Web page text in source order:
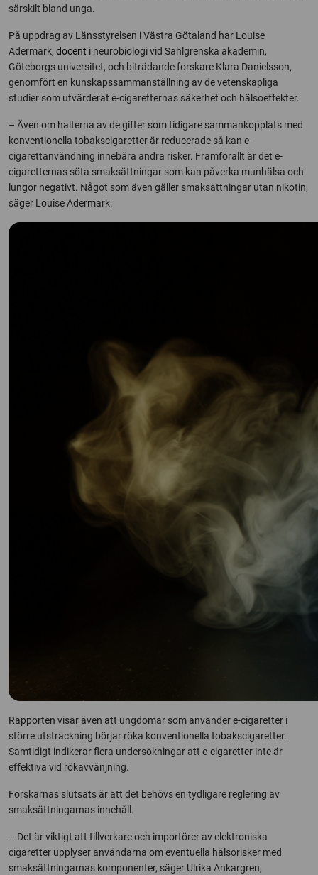
särskilt bland unga.
På uppdrag av Länsstyrelsen i Västra Götaland har Louise
Adermark, docent i neurobiologi vid Sahlgrenska akademin,
Göteborgs universitet, och biträdande forskare Klara Danielsson,
genomfört en kunskapssammanställning av de vetenskapliga
studier som utvärderat e-cigaretternas säkerhet och hälsoeffekter.
– Även om halterna av de gifter som tidigare sammankopplats med
konventionella tobakscigaretter är reducerade så kan e-
cigarettanvändning innebära andra risker. Framförallt är det e-
cigaretternas söta smaksättningar som kan påverka munhälsa och
lungor negativt. Något som även gäller smaksättningar utan nikotin,
säger Louise Adermark.
Rapporten visar även att ungdomar som använder e-cigaretter i
större utsträckning börjar röka konventionella tobakscigaretter.
Samtidigt indikerar flera undersökningar att e-cigaretter inte är
effektiva vid rökavvänjning.
Forskarnas slutsats är att det behövs en tydligare reglering av
smaksättningarnas innehåll.
– Det är viktigt att tillverkare och importörer av elektroniska
cigaretter upplyser användarna om eventuella hälsorisker med
smaksättningarnas komponenter, säger Ulrika Ankargren,